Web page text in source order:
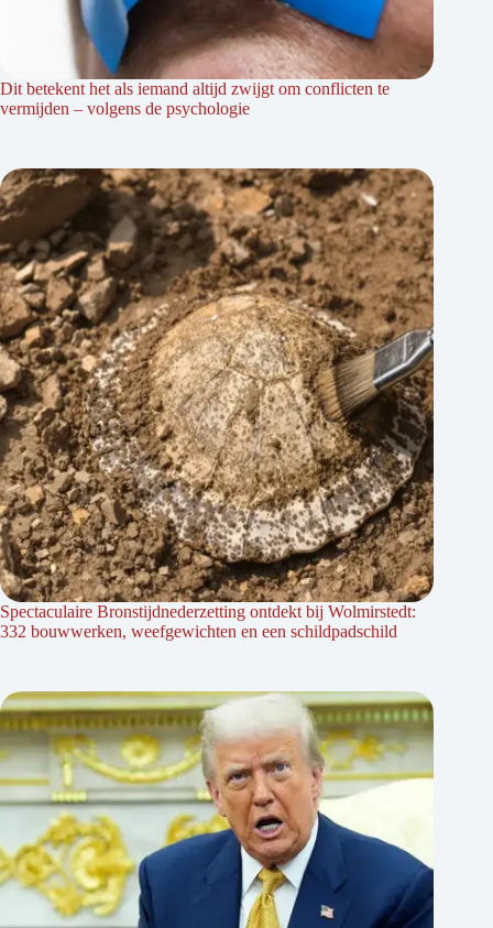
Dit betekent het als iemand altijd zwijgt om conflicten te
vermijden – volgens de psychologie
Spectaculaire Bronstijdnederzetting ontdekt bij Wolmirstedt:
332 bouwwerken, weefgewichten en een schildpadschild